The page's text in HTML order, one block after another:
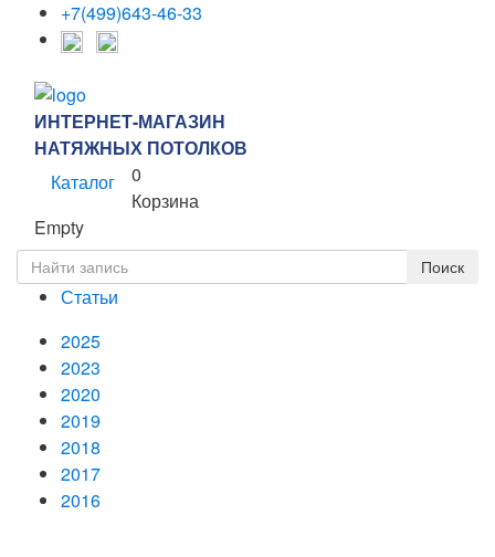
+7(499)643-46-33
ИНТЕРНЕТ-МАГАЗИН
НАТЯЖНЫХ ПОТОЛКОВ
Каталог
0
Корзина
Empty
Статьи
2025
2023
2020
2019
2018
2017
2016